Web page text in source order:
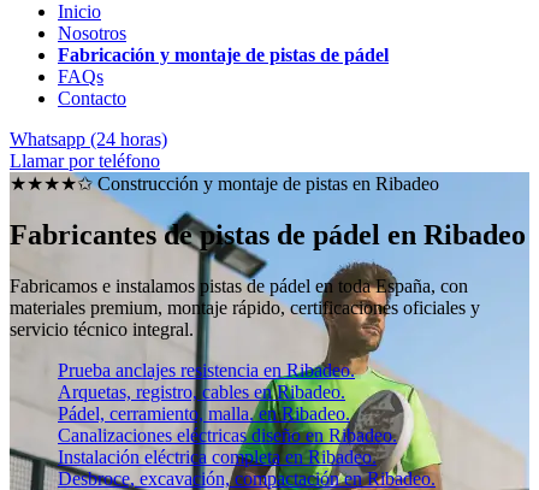
Inicio
Nosotros
Fabricación y montaje de pistas de pádel
FAQs
Contacto
Whatsapp (24 horas)
Llamar por teléfono
★★★★✩ Construcción y montaje de pistas en Ribadeo
Fabricantes de pistas de pádel en Ribadeo
Fabricamos e instalamos pistas de pádel en toda España, con
materiales premium, montaje rápido, certificaciones oficiales y
servicio técnico integral.
Prueba anclajes resistencia en Ribadeo.
Arquetas, registro, cables en Ribadeo.
Pádel, cerramiento, malla. en Ribadeo.
Canalizaciones eléctricas diseño en Ribadeo.
Instalación eléctrica completa en Ribadeo.
Desbroce, excavación, compactación en Ribadeo.